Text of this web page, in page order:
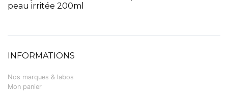
peau irritée 200ml
INFORMATIONS
Nos marques & labos
Mon panier